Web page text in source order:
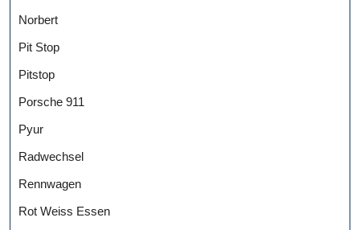
Norbert
Pit Stop
Pitstop
Porsche 911
Pyur
Radwechsel
Rennwagen
Rot Weiss Essen